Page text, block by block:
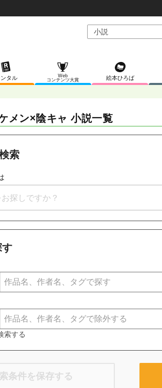
ンタル
Web
コンテンツ大賞
絵本ひろば
メン×陰キャ 小説一覧
索
す
索する
条件を保存する